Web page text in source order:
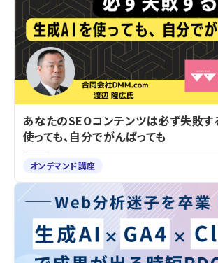
あなたのSEOコンテンツは必ず失敗す
使っても、自分でがんばっても
オンデマンド講座